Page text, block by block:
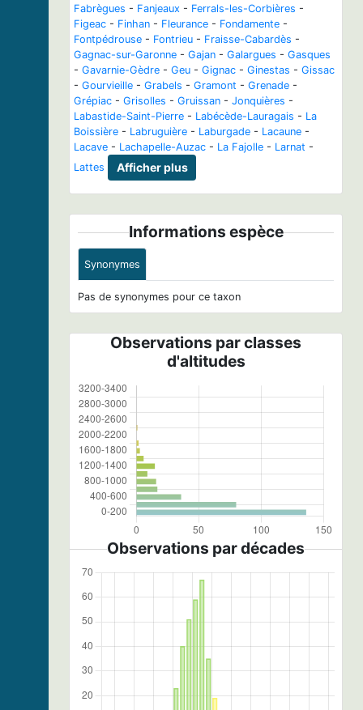
Fabrègues - Fanjeaux - Ferrals-les-Corbières -
Figeac - Finhan - Fleurance - Fondamente -
Fontpédrouse - Fontrieu - Fraisse-Cabardès -
Gagnac-sur-Garonne - Gajan - Galargues - Gasques
- Gavarnie-Gèdre - Geu - Gignac - Ginestas - Gissac
- Gourvieille - Grabels - Gramont - Grenade -
Grépiac - Grisolles - Gruissan - Jonquières -
Labastide-Saint-Pierre - Labécède-Lauragais - La
Boissière - Labruguière - Laburgade - Lacaune -
Lacave - Lachapelle-Auzac - La Fajolle - Larnat -
Lattes
Afficher plus
Informations espèce
Synonymes
Pas de synonymes pour ce taxon
Observations par classes
d'altitudes
Observations par décades